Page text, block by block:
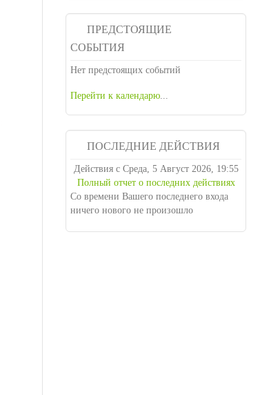
ПРЕДСТОЯЩИЕ
СОБЫТИЯ
Нет предстоящих событий
Перейти к календарю...
ПОСЛЕДНИЕ
ДЕЙСТВИЯ
Действия с Среда, 5 Август 2026, 19:55
Полный отчет о последних действиях
Со времени Вашего последнего входа